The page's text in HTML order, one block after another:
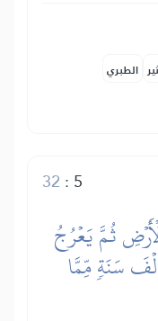
الطبري
5
:
32
ثُمَّ يَعۡرُجُ
سَنَةٖ مِّمَّا